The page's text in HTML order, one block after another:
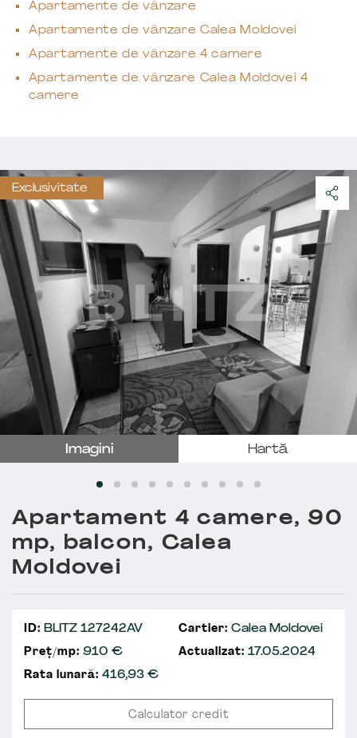
Apartamente de vânzare
Apartamente de vânzare Calea Moldovei
Apartamente de vânzare 4 camere
Apartamente de vânzare Calea Moldovei 4
camere
Exclusivitate
Imagini Hartă
Apartament 4 camere, 90
mp, balcon, Calea
Moldovei
ID: BLITZ 127242AV Cartier: Calea Moldovei
Preț/mp: 910 € Actualizat: 17.05.2024
Rata lunară: 416,93€
Calculator credit